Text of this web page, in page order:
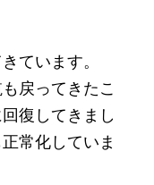
ています。
戻ってきたこ
復してきまし
常化していま